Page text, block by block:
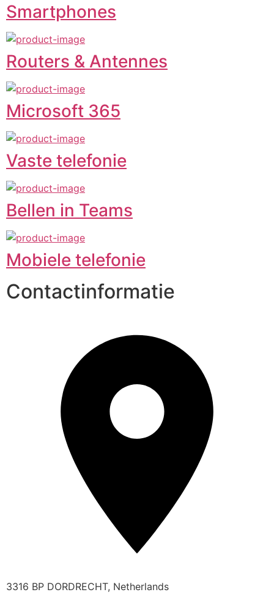
Smartphones
Routers & Antennes
Microsoft 365
Vaste telefonie
Bellen in Teams
Mobiele telefonie
Contactinformatie
3316 BP DORDRECHT, Netherlands